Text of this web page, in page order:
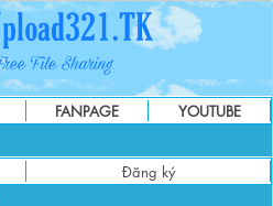
FANPAGE
YOUTUBE
Đăng ký